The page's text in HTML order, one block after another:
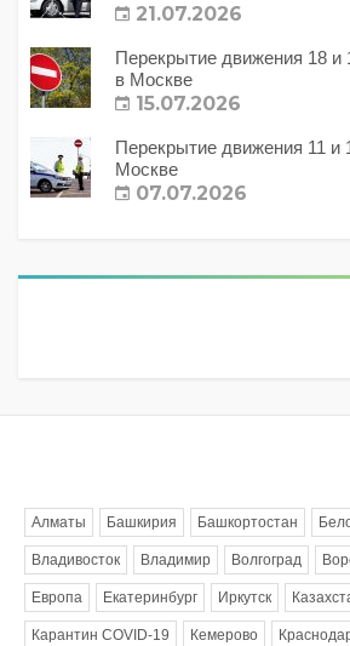
21.07.2026
Перекрытие движения 18 и
в Москве
15.07.2026
Перекрытие движения 11 и
Москве
07.07.2026
Алматы Башкирия Башкортостан
Владивосток Владимир Волгоград
Европа Екатеринбург Иркутск
Карантин COVID-19 Кемерово